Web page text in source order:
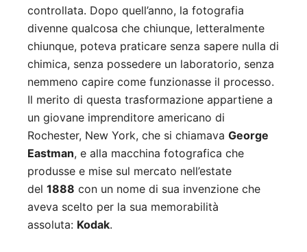
controllata. Dopo quell’anno, la fotografia
divenne qualcosa che chiunque, letteralmente
chiunque, poteva praticare senza sapere nulla di
chimica, senza possedere un laboratorio, senza
nemmeno capire come funzionasse il processo.
Il merito di questa trasformazione appartiene a
un giovane imprenditore americano di
Rochester, New York, che si chiamava George
Eastman, e alla macchina fotografica che
produsse e mise sul mercato nell’estate
del 1888 con un nome di sua invenzione che
aveva scelto per la sua memorabilità
assoluta: Kodak.